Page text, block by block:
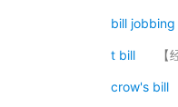
bill jobbing
t bill
crow's bill